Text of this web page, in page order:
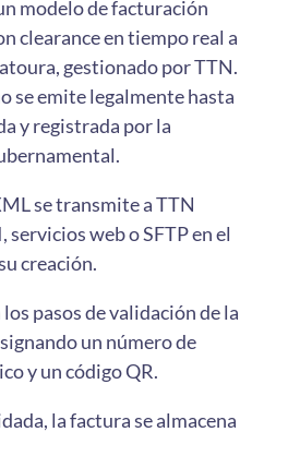
modelo de facturación
clearance en tiempo real a
gestionado por TTN.
se emite legalmente hasta
y registrada por la
se transmite a TTN
servicios web o SFTP en el
creación.
pasos de validación de la
un número de
y un código QR.
la factura se almacena